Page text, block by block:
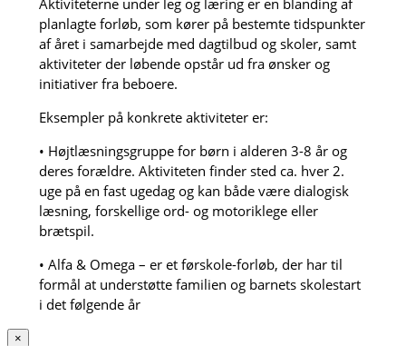
Aktiviteterne under leg og læring er en blanding af
planlagte forløb, som kører på bestemte tidspunkter
af året i samarbejde med dagtilbud og skoler, samt
aktiviteter der løbende opstår ud fra ønsker og
initiativer fra beboere.
Eksempler på konkrete aktiviteter er:
• Højtlæsningsgruppe for børn i alderen 3-8 år og
deres forældre. Aktiviteten finder sted ca. hver 2.
uge på en fast ugedag og kan både være dialogisk
læsning, forskellige ord- og motoriklege eller
brætspil.
• Alfa & Omega – er et førskole-forløb, der har til
formål at understøtte familien og barnets skolestart
i det følgende år
×